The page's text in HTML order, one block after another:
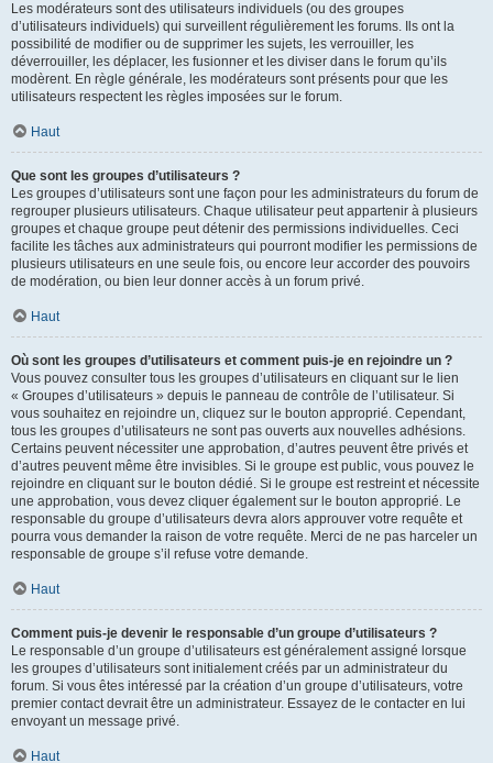
Les modérateurs sont des utilisateurs individuels (ou des groupes
d’utilisateurs individuels) qui surveillent régulièrement les forums. Ils ont la
possibilité de modifier ou de supprimer les sujets, les verrouiller, les
déverrouiller, les déplacer, les fusionner et les diviser dans le forum qu’ils
modèrent. En règle générale, les modérateurs sont présents pour que les
utilisateurs respectent les règles imposées sur le forum.
Haut
Que sont les groupes d’utilisateurs ?
Les groupes d’utilisateurs sont une façon pour les administrateurs du forum de
regrouper plusieurs utilisateurs. Chaque utilisateur peut appartenir à plusieurs
groupes et chaque groupe peut détenir des permissions individuelles. Ceci
facilite les tâches aux administrateurs qui pourront modifier les permissions de
plusieurs utilisateurs en une seule fois, ou encore leur accorder des pouvoirs
de modération, ou bien leur donner accès à un forum privé.
Haut
Où sont les groupes d’utilisateurs et comment puis-je en rejoindre un ?
Vous pouvez consulter tous les groupes d’utilisateurs en cliquant sur le lien
« Groupes d’utilisateurs » depuis le panneau de contrôle de l’utilisateur. Si
vous souhaitez en rejoindre un, cliquez sur le bouton approprié. Cependant,
tous les groupes d’utilisateurs ne sont pas ouverts aux nouvelles adhésions.
Certains peuvent nécessiter une approbation, d’autres peuvent être privés et
d’autres peuvent même être invisibles. Si le groupe est public, vous pouvez le
rejoindre en cliquant sur le bouton dédié. Si le groupe est restreint et nécessite
une approbation, vous devez cliquer également sur le bouton approprié. Le
responsable du groupe d’utilisateurs devra alors approuver votre requête et
pourra vous demander la raison de votre requête. Merci de ne pas harceler un
responsable de groupe s’il refuse votre demande.
Haut
Comment puis-je devenir le responsable d’un groupe d’utilisateurs ?
Le responsable d’un groupe d’utilisateurs est généralement assigné lorsque
les groupes d’utilisateurs sont initialement créés par un administrateur du
forum. Si vous êtes intéressé par la création d’un groupe d’utilisateurs, votre
premier contact devrait être un administrateur. Essayez de le contacter en lui
envoyant un message privé.
Haut